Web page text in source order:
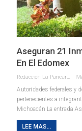
Aseguran 21
En El Edomex
Redaccion La Pancarta De Quintana Roo
Autoridades federales y
pertenecientes a
Michoacán La entrada
LEE MAS...